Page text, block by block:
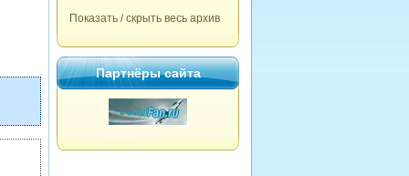
Показать / скрыть весь архив
Партнёры сайта